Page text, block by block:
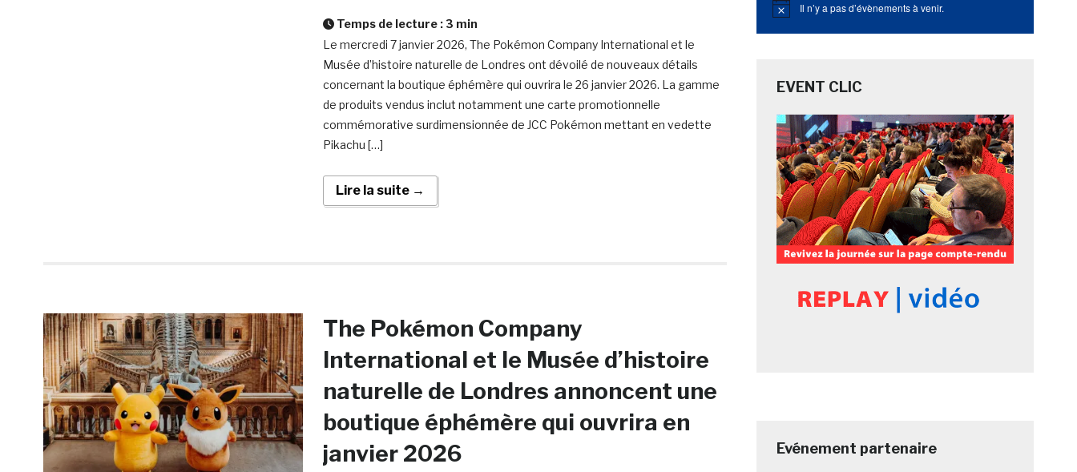
Temps de lecture : 3 min
Le mercredi 7 janvier 2026, The Pokémon Company International et le
Musée d’histoire naturelle de Londres ont dévoilé de nouveaux détails
concernant la boutique éphémère qui ouvrira le 26 janvier 2026. La gamme
de produits vendus inclut notamment une carte promotionnelle
commémorative surdimensionnée de JCC Pokémon mettant en vedette
Pikachu […]
Lire la suite →
The Pokémon Company
International et le Musée d’histoire
naturelle de Londres annoncent une
boutique éphémère qui ouvrira en
janvier 2026
Notice Il n’y a pas d’évènements à venir.
EVENT CLIC
Evénement partenaire